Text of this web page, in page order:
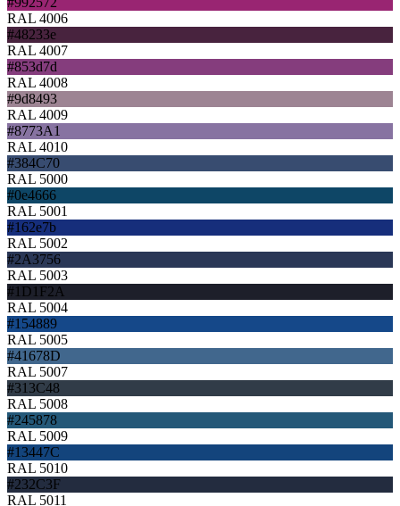
RAL 4006
#48233e
RAL 4007
#853d7d
RAL 4008
#9d8493
RAL 4009
#8773A1
RAL 4010
#384C70
RAL 5000
#0e4666
RAL 5001
#162e7b
RAL 5002
#2A3756
RAL 5003
#1D1F2A
RAL 5004
#154889
RAL 5005
#41678D
RAL 5007
#313C48
RAL 5008
#245878
RAL 5009
#13447C
RAL 5010
#232C3F
RAL 5011